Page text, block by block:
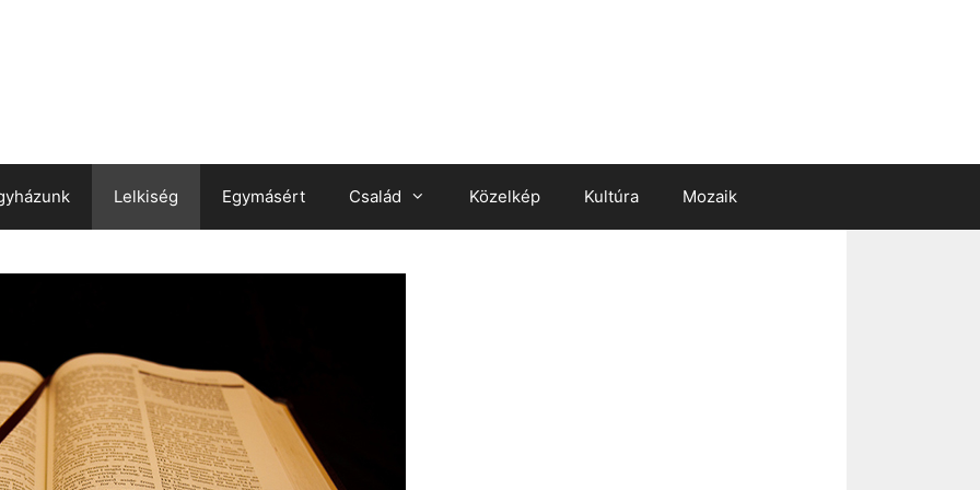
Lelkiség Egymásért Család Közelkép Kultúra Mozaik